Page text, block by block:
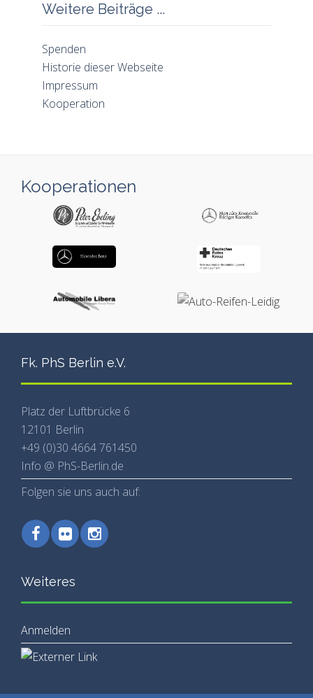
Weitere Beiträge ...
Spenden
Historie dieser Webseite
Impressum
Kooperation
Kooperationen
Fk. PhS Berlin e.V.
Platz der Luftbrücke 6
12101 Berlin
+49 (0)30 4664 761450
Info @ PhS-Berlin.de
Folgen sie uns auch auf:
Weiteres
Anmelden